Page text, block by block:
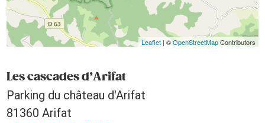
Leaflet| ©OpenStreetMapContributors
Les cascades d’Arifat
Parking du château d'Arifat
81360 Arifat